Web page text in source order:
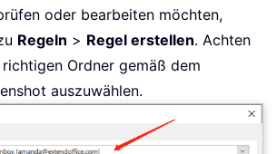
oder bearbeiten möchten,
Regeln > Regel erstellen. Achten
Ordner gemäß dem
auszuwählen.